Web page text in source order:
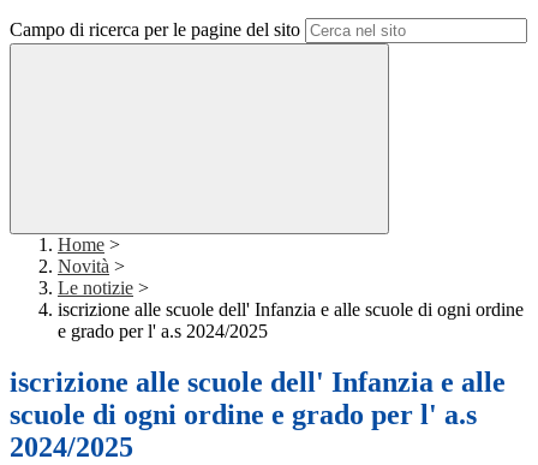
Campo di ricerca per le pagine del sito
Home >
Novità >
Le notizie >
iscrizione alle scuole dell' Infanzia e alle scuole di ogni ordine
e grado per l' a.s 2024/2025
iscrizione alle scuole dell' Infanzia e alle
scuole di ogni ordine e grado per l' a.s
2024/2025